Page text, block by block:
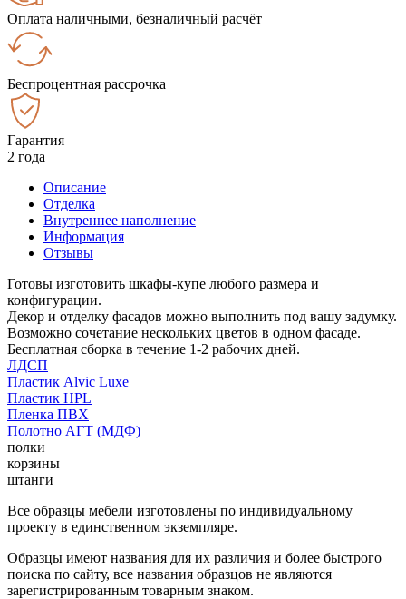
Оплата наличными, безналичный расчёт
Беспроцентная рассрочка
Гарантия
2 года
Описание
Отделка
Внутреннее наполнение
Информация
Отзывы
Готовы изготовить шкафы-купе любого размера и
конфигурации.
Декор и отделку фасадов можно выполнить под вашу задумку.
Возможно сочетание нескольких цветов в одном фасаде.
Бесплатная сборка в течение 1-2 рабочих дней.
ЛДСП
Пластик Alvic Luxe
Пластик HPL
Пленка ПВХ
Полотно АГТ (МДФ)
полки
корзины
штанги
Все образцы мебели изготовлены по индивидуальному
проекту в единственном экземпляре.
Образцы имеют названия для их различия и более быстрого
поиска по сайту, все названия образцов не являются
зарегистрированным товарным знаком.